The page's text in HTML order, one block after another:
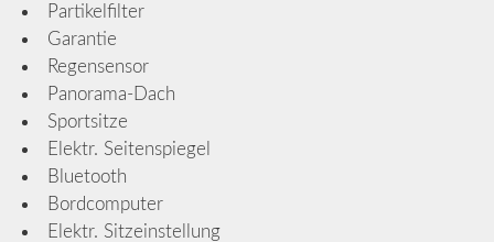
Partikelfilter
Garantie
Regensensor
Panorama-Dach
Sportsitze
Elektr. Seitenspiegel
Bluetooth
Bordcomputer
Elektr. Sitzeinstellung